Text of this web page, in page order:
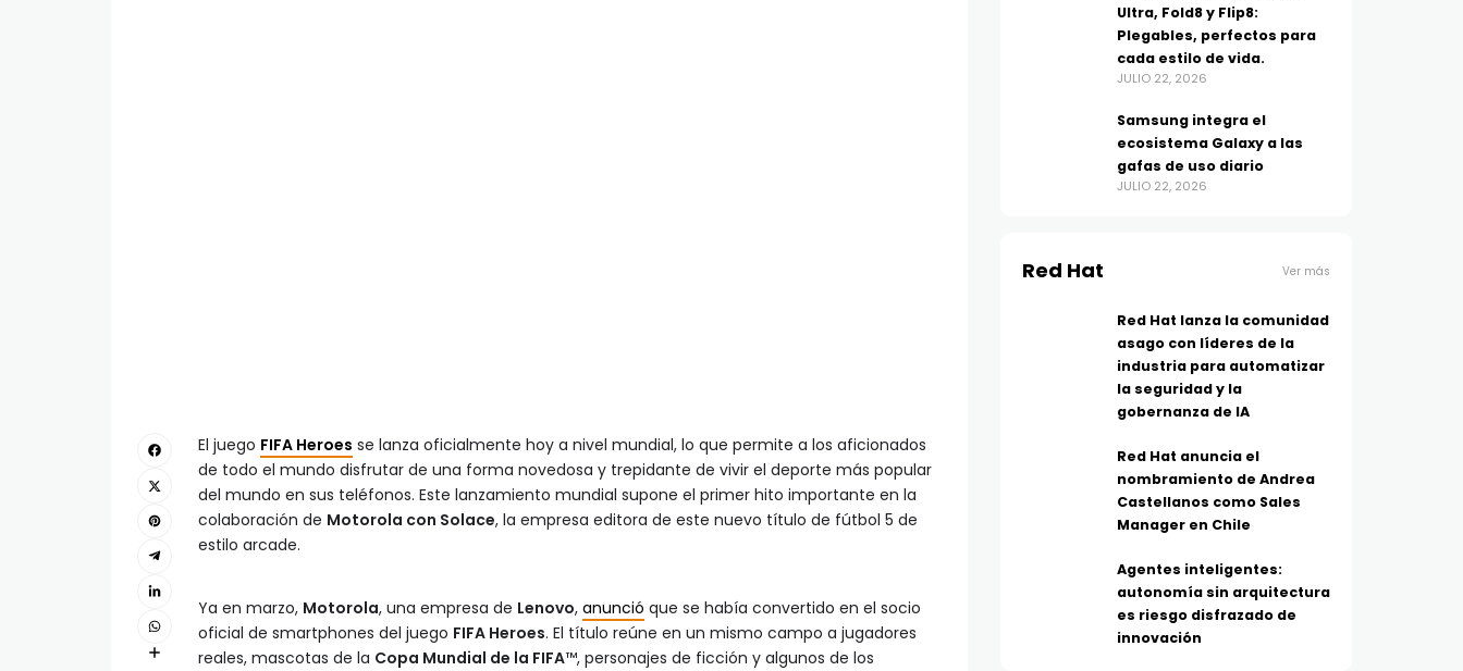
El juego FIFA Heroes se lanza oficialmente hoy a nivel mundial, lo que permite a los aficionados
de todo el mundo disfrutar de una forma novedosa y trepidante de vivir el deporte más popular
del mundo en sus teléfonos. Este lanzamiento mundial supone el primer hito importante en la
colaboración de Motorola con Solace, la empresa editora de este nuevo título de fútbol 5 de
estilo arcade.
Ya en marzo, Motorola, una empresa de Lenovo, anunció que se había convertido en el socio
oficial de smartphones del juego FIFA Heroes. El título reúne en un mismo campo a jugadores
reales, mascotas de la Copa Mundial de la FIFA™, personajes de ficción y algunos de los
Ultra, Fold8 y Flip8:
Plegables, perfectos para
cada estilo de vida.
JULIO 22, 2026
Samsung integra el
ecosistema Galaxy a las
gafas de uso diario
JULIO 22, 2026
Red Hat Ver más
Red Hat lanza la comunidad
asago con líderes de la
industria para automatizar
la seguridad y la
gobernanza de IA
Red Hat anuncia el
nombramiento de Andrea
Castellanos como Sales
Manager en Chile
Agentes inteligentes:
autonomía sin arquitectura
es riesgo disfrazado de
innovación